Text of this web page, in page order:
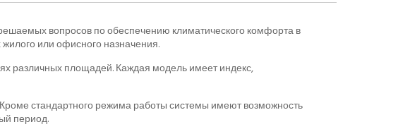
вопросов по обеспечению климатического комфорта в
или офисного назначения.
различных площадей. Каждая модель имеет индекс,
стандартного режима работы системы имеют возможность
период.